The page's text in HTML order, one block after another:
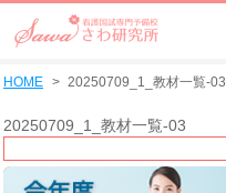
HOME 20250709_1_教材一覧-03
20250709_1_教材一覧-03